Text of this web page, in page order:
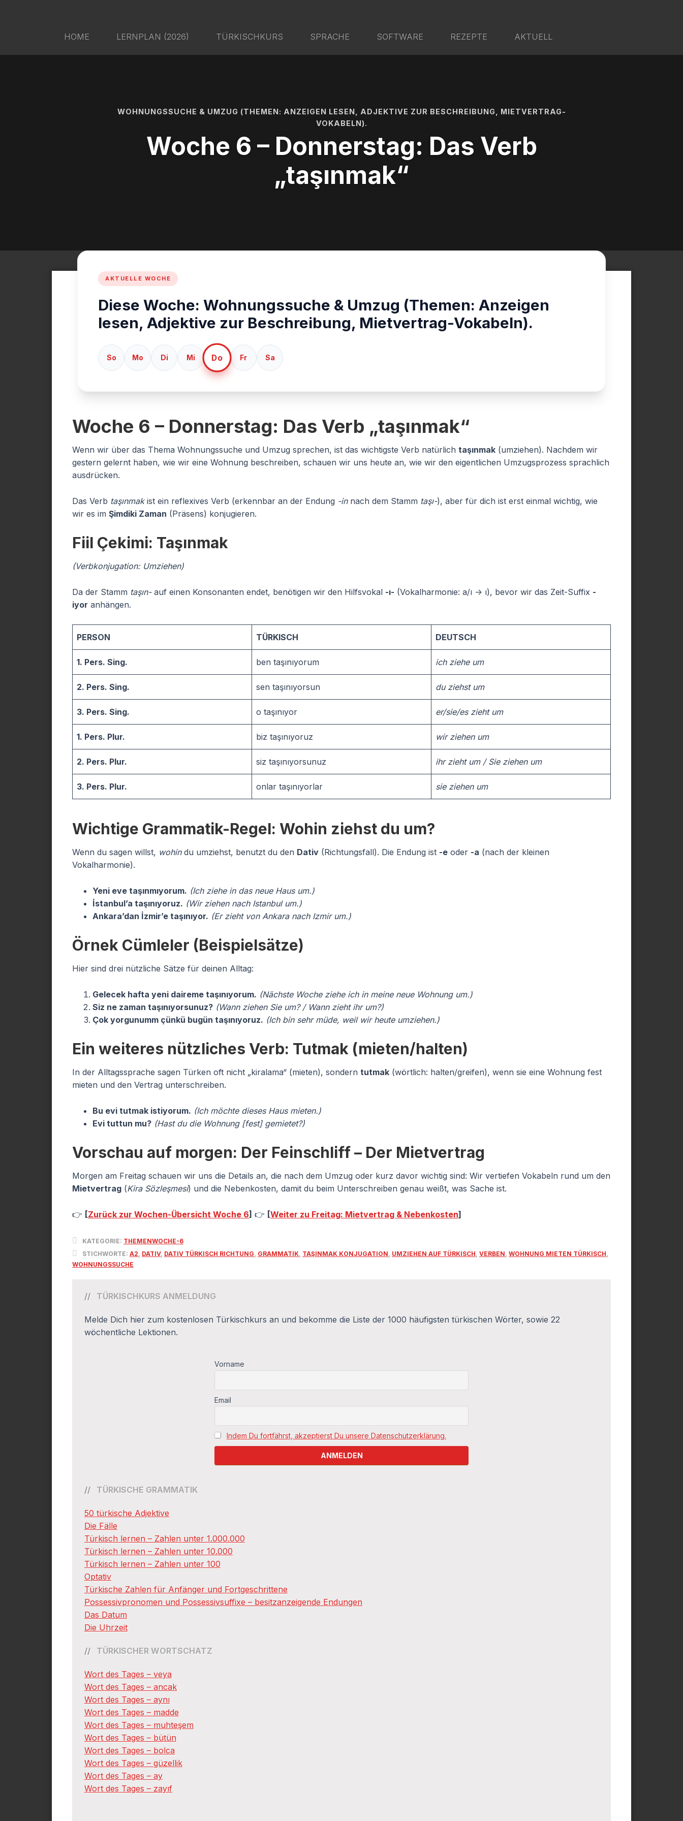
HOME LERNPLAN (2026) TÜRKISCHKURS SPRACHE SOFTWARE REZEPTE AKTUELL
WOHNUNGSSUCHE & UMZUG (THEMEN: ANZEIGEN LESEN, ADJEKTIVE ZUR BESCHREIBUNG, MIETVERTRAG-
VOKABELN).
Woche 6 – Donnerstag: Das Verb
„taşınmak“
Diese Woche: Wohnungssuche & Umzug (Themen: Anzeigen
lesen, Adjektive zur Beschreibung, Mietvertrag-Vokabeln).
So Mo Di Mi Do Fr Sa
Woche 6 – Donnerstag: Das Verb „taşınmak“
Wenn wir über das Thema Wohnungssuche und Umzug sprechen, ist das wichtigste Verb natürlich taşınmak (umziehen). Nachdem wir
gestern gelernt haben, wie wir eine Wohnung beschreiben, schauen wir uns heute an, wie wir den eigentlichen Umzugsprozess sprachlich
ausdrücken.
Das Verb taşınmakist ein reflexives Verb (erkennbar an der Endung -innach dem Stamm taşı-), aber für dich ist erst einmal wichtig, wie
wir es im Şimdiki Zaman (Präsens) konjugieren.
Fiil Çekimi: Taşınmak
(Verbkonjugation: Umziehen)
Da der Stamm taşın-auf einen Konsonanten endet, benötigen wir den Hilfsvokal -ı- (Vokalharmonie: a/ı -> ı), bevor wir das Zeit-Suffix -
iyor anhängen.
PERSON TÜRKISCH DEUTSCH
1. Pers. Sing. ben taşınıyorum ich ziehe um
2. Pers. Sing. sen taşınıyorsun du ziehst um
3. Pers. Sing. o taşınıyor er/sie/es zieht um
1. Pers. Plur. biz taşınıyoruz wir ziehen um
2. Pers. Plur. siz taşınıyorsunuz ihr zieht um / Sie ziehen um
3. Pers. Plur. onlar taşınıyorlar sie ziehen um
Wichtige Grammatik-Regel: Wohin ziehst du um?
Wenn du sagen willst, wohindu umziehst, benutzt du den Dativ (Richtungsfall). Die Endung ist -e oder -a (nach der kleinen
Vokalharmonie).
Yeni eve taşınmıyorum. (Ich ziehe in das neue Haus um.)
İstanbul’a taşınıyoruz. (Wir ziehen nach Istanbul um.)
Ankara’dan İzmir’e taşınıyor. (Er zieht von Ankara nach Izmir um.)
Örnek Cümleler (Beispielsätze)
Hier sind drei nützliche Sätze für deinen Alltag:
Gelecek hafta yeni daireme taşınıyorum. (Nächste Woche ziehe ich in meine neue Wohnung um.)
Siz ne zaman taşınıyorsunuz? (Wann ziehen Sie um? / Wann zieht ihr um?)
Çok yorgunumm çünkü bugün taşınıyoruz. (Ich bin sehr müde, weil wir heute umziehen.)
Ein weiteres nützliches Verb: Tutmak (mieten/halten)
In der Alltagssprache sagen Türken oft nicht „kiralama“ (mieten), sondern tutmak (wörtlich: halten/greifen), wenn sie eine Wohnung fest
mieten und den Vertrag unterschreiben.
Bu evi tutmak istiyorum. (Ich möchte dieses Haus mieten.)
Evi tuttun mu? (Hast du die Wohnung [fest] gemietet?)
Vorschau auf morgen: Der Feinschliff – Der Mietvertrag
Morgen am Freitag schauen wir uns die Details an, die nach dem Umzug oder kurz davor wichtig sind: Wir vertiefen Vokabeln rund um den
Mietvertrag (Kira Sözleşmesi) und die Nebenkosten, damit du beim Unterschreiben genau weißt, was Sache ist.
👉 [Zurück zur Wochen-Übersicht Woche 6] 👉 [Weiter zu Freitag: Mietvertrag & Nebenkosten]
KATEGORIE: THEMENWOCHE-6
STICHWORTE: A2, DATIV, DATIV TÜRKISCH RICHTUNG, GRAMMATIK, TAŞINMAK KONJUGATION, UMZIEHEN AUF TÜRKISCH, VERBEN, WOHNUNG MIETEN TÜRKISCH,
WOHNUNGSSUCHE
TÜRKISCHKURS ANMELDUNG
Melde Dich hier zum kostenlosen Türkischkurs an und bekomme die Liste der 1000 häufigsten türkischen Wörter, sowie 22
wöchentliche Lektionen.
Vorname
Email
Indem Du fortfährst, akzeptierst Du unsere Datenschutzerklärung.
TÜRKISCHE GRAMMATIK
50 türkische Adjektive
Die Fälle
Türkisch lernen – Zahlen unter 1.000.000
Türkisch lernen – Zahlen unter 10.000
Türkisch lernen – Zahlen unter 100
Optativ
Türkische Zahlen für Anfänger und Fortgeschrittene
Possessivpronomen und Possessivsuffixe – besitzanzeigende Endungen
Das Datum
Die Uhrzeit
TÜRKISCHER WORTSCHATZ
Wort des Tages – veya
Wort des Tages – ancak
Wort des Tages – aynı
Wort des Tages – madde
Wort des Tages – muhteşem
Wort des Tages – bütün
Wort des Tages – bolca
Wort des Tages – güzellik
Wort des Tages – ay
Wort des Tages – zayıf